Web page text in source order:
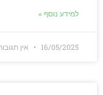
למידע נוסף »
16/05/2025 אין